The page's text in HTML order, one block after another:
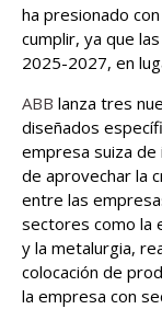
ha presionado
cumplir, ya que
2025-2027, en
ABB lanza tres
diseñados
empresa suiza
de aprovechar la
entre las
sectores como la
y la metalurgia,
colocación de
la empresa con